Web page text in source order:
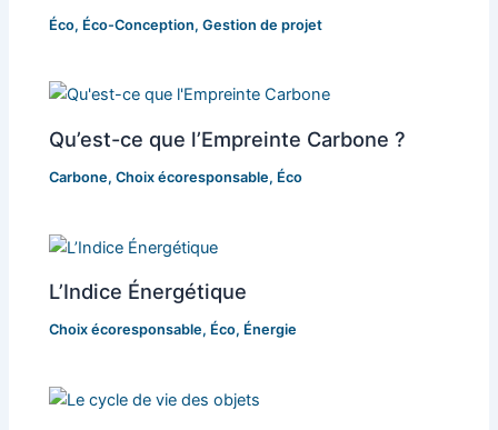
Éco, Éco-Conception,Gestion de projet
Qu’est-ce que l’Empreinte Carbone ?
Carbone,Choix écoresponsable, Éco
L’Indice Énergétique
Choix écoresponsable, Éco, Énergie